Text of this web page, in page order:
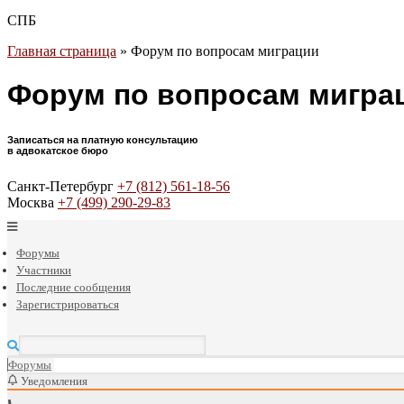
СПБ
Главная страница » Форум по вопросам миграции
Форум по вопросам
Записаться на платную консультацию
в адвокатское бюро
Санкт-Петербург +7 (812) 561-18-56
Москва +7 (499) 290-29-83
Форумы
Участники
Последние сообщения
Зарегистрироваться
Форумы
Уведомления